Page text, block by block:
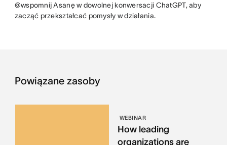
@wspomnij Asanę w dowolnej konwersacji ChatGPT, aby
zacząć przekształcać pomysły w działania.
Powiązane zasoby
WEBINAR
How leading
organizations are